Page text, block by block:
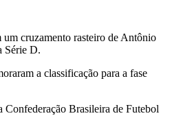
cruzamento rasteiro de Antônio
Série D.
a classificação para a fase
Confederação Brasileira de Futebol